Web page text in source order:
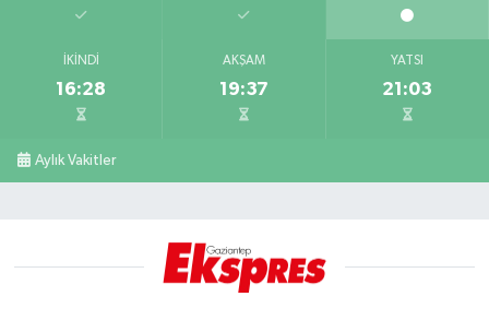
İKINDI
16:28
AKŞAM
19:37
YATSI
21:03
Aylık Vakitler